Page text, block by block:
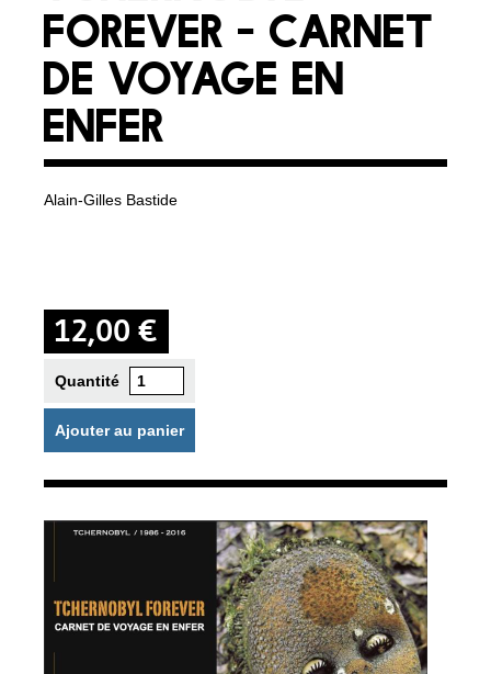
FOREVER - CARNET
DE VOYAGE EN
ENFER
Alain-Gilles Bastide
12,00 €
Quantité
Ajouter au panier